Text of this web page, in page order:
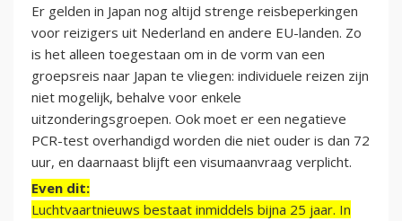
Er gelden in Japan nog altijd strenge reisbeperkingen
voor reizigers uit Nederland en andere EU-landen. Zo
is het alleen toegestaan om in de vorm van een
groepsreis naar Japan te vliegen: individuele reizen zijn
niet mogelijk, behalve voor enkele
uitzonderingsgroepen. Ook moet er een negatieve
PCR-test overhandigd worden die niet ouder is dan 72
uur, en daarnaast blijft een visumaanvraag verplicht.
Even dit:
Luchtvaartnieuws bestaat inmiddels bijna 25 jaar. In